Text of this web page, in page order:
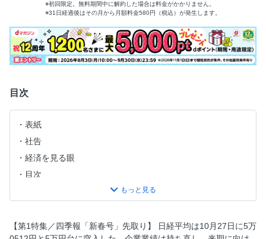
※初回限定。無料期間中に解約した場合は料金がかかりません。
※31日経過後はその月から月額料金580円（税込）が発生します。
目次
表紙
社告
経済を見る眼
目次
ニュース&トピックス最前線
フォーカス政治
【第1特集／四季報「新春号」先取り】 日経平均は10月27日に5万